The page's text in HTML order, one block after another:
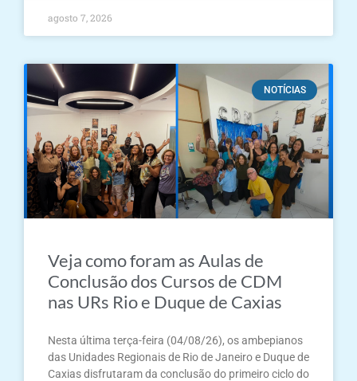
agosto 7, 2026
NOTÍCIAS
Veja como foram as Aulas de
Conclusão dos Cursos de CDM
nas URs Rio e Duque de Caxias
Nesta última terça-feira (04/08/26), os ambepianos
das Unidades Regionais de Rio de Janeiro e Duque de
Caxias disfrutaram da conclusão do primeiro ciclo do